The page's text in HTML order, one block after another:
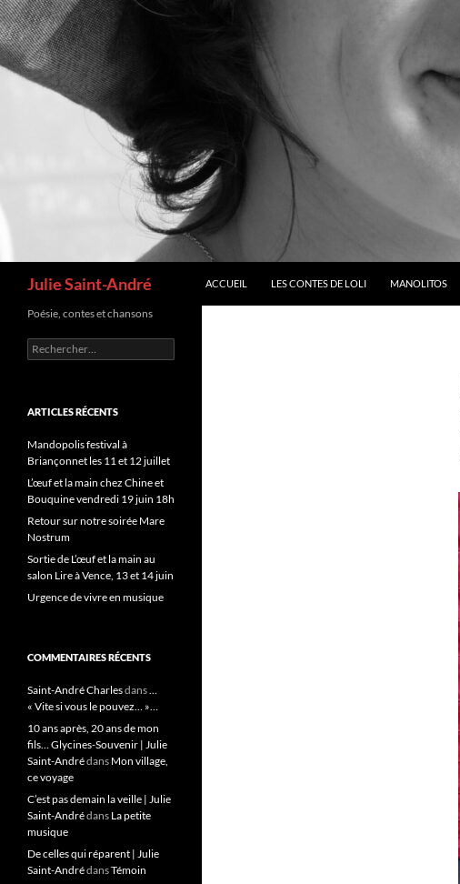
Julie Saint-André ACCUEIL LES CONTES DE LOLI MANOLITOS
Poésie, contes et chansons
Rechercher :
ARTICLES RÉCENTS
Mandopolis festival à
Briançonnet les 11 et 12 juillet
L’œuf et la main chez Chine et
Bouquine vendredi 19 juin 18h
Retour sur notre soirée Mare
Nostrum
Sortie de L’œuf et la main au
salon Lire à Vence, 13 et 14 juin
Urgence de vivre en musique
COMMENTAIRES RÉCENTS
Saint-André Charlesdans…
« Vite si vous le pouvez… »…
10 ans après, 20 ans de mon
fils… Glycines-Souvenir | Julie
Saint-Andrédans Mon village,
ce voyage
C’est pas demain la veille | Julie
Saint-Andrédans La petite
musique
De celles qui réparent | Julie
Saint-AndrédansTémoin